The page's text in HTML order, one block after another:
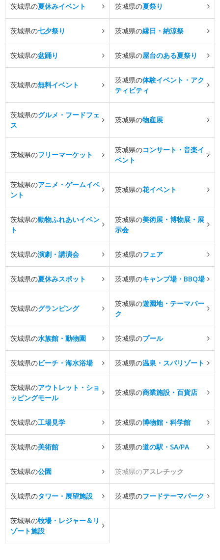
茨城県の夏休みイベント 茨城県の夏祭り
茨城県の七夕祭り 茨城県の縁日・納涼祭
茨城県の盆踊り 茨城県の屋台のある夏祭り
茨城県の無料イベント
茨城県の体験イベント・アク
ティビティ
茨城県のグルメ・フードフェ
ス
茨城県の物産展
茨城県のフリーマーケット
茨城県のコンサート・音楽イ
ベント
茨城県のアニメ・ゲームイベ
ント
茨城県の花イベント
茨城県の動物ふれあいイベン
ト
茨城県の美術展・博物展・展
示会
茨城県の演劇・講演会 茨城県のフェア
茨城県の夏休みスポット 茨城県のキャンプ場・BBQ場
茨城県のグランピング
茨城県の遊園地・テーマパー
ク
茨城県の水族館・動物園 茨城県のプール
茨城県のビーチ・海水浴場 茨城県の温泉・スパリゾート
茨城県のアウトレット・ショ
ッピングモール
茨城県の商業施設・百貨店
茨城県の工場見学 茨城県の博物館・科学館
茨城県の美術館 茨城県の道の駅・SA/PA
茨城県の公園 茨城県のアスレチック
茨城県のタワー・展望施設 茨城県のフードテーマパーク
茨城県の牧場・レジャー＆リ
ゾート施設